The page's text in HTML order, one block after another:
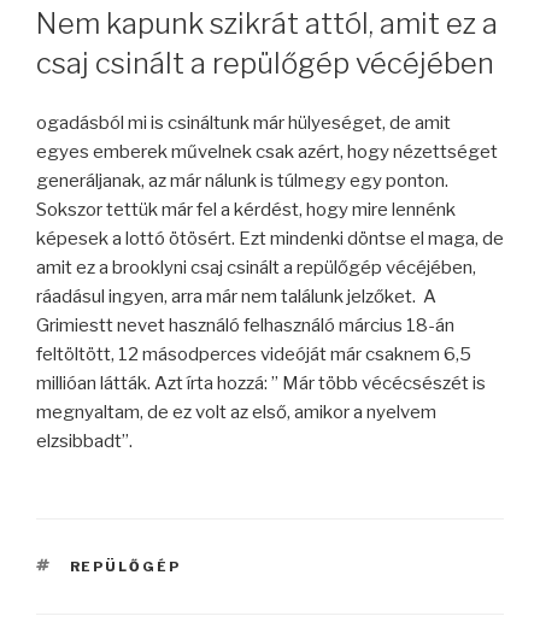
Nem kapunk szikrát attól, amit ez a
csaj csinált a repülőgép vécéjében
ogadásból mi is csináltunk már hülyeséget, de amit
egyes emberek művelnek csak azért, hogy nézettséget
generáljanak, az már nálunk is túlmegy egy ponton.
Sokszor tettük már fel a kérdést, hogy mire lennénk
képesek a lottó ötösért. Ezt mindenki döntse el maga, de
amit ez a brooklyni csaj csinált a repülőgép vécéjében,
ráadásul ingyen, arra már nem találunk jelzőket. A
Grimiestt nevet használó felhasználó március 18-án
feltöltött, 12 másodperces videóját már csaknem 6,5
millióan látták. Azt írta hozzá: ” Már több vécécsészét is
megnyaltam, de ez volt az első, amikor a nyelvem
elzsibbadt”.
CÍMKÉK
REPÜLŐGÉP